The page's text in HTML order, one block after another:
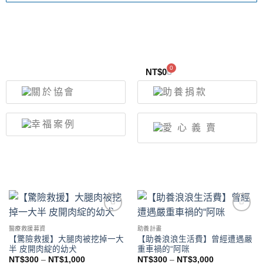
NT$0 0
醫療救援募資
【驚險救援】大腿肉被挖掉一大
半 皮開肉綻的幼犬
NT$300 – NT$1,000
助養計畫
【助養浪浪生活費】曾經遭遇嚴
重車禍的“阿咪
NT$300 – NT$3,000